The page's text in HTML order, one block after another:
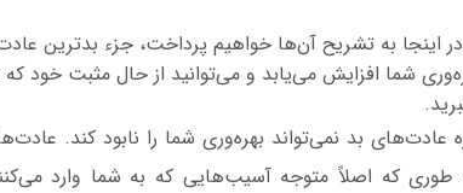
به تشریح آن‌ها خواهیم پرداخت، جزء بدترین
شما افزایش می‌یابد و می‌توانید از حال مثبت خود که
عادت‌های بد نمی‌تواند بهره‌وری شما را نابود کند.
طوری که اصلاً متوجه آسیب‌هایی که به شما وارد